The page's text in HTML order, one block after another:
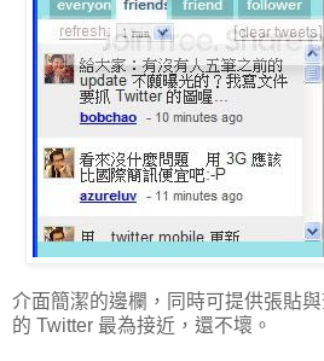
介面簡潔的邊欄，同時可提供張貼
的 Twitter 最為接近，還不壞。